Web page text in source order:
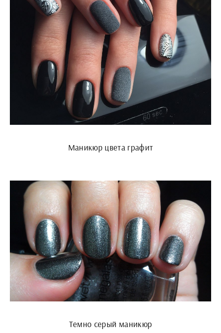
Маникюр цвета графит
Темно серый маникюр